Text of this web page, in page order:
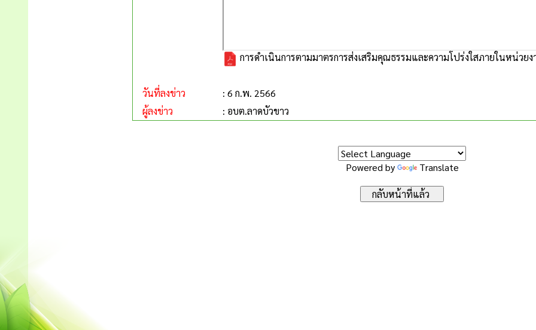
การดำเนินการตามมาตรการส่งเสริมคุณธรรมและความโปร่งใสภายในหน่วย
วันที่ลงข่าว
: 6 ก.พ. 2566
ผู้ลงข่าว
: อบต.ลาดบัวขาว
Powered by Translate